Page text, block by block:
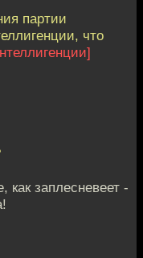
партии
что
заплесневеет -